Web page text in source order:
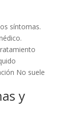
síntomas.
No suele
y